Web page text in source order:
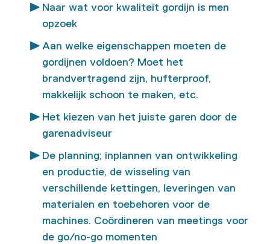
Naar wat voor kwaliteit gordijn is men
opzoek
Aan welke eigenschappen moeten de
gordijnen voldoen? Moet het
brandvertragend zijn, hufterproof,
makkelijk schoon te maken, etc.
Het kiezen van het juiste garen door de
garenadviseur
De planning; inplannen van ontwikkeling
en productie, de wisseling van
verschillende kettingen, leveringen van
materialen en toebehoren voor de
machines. Coördineren van meetings voor
de go/no-go momenten